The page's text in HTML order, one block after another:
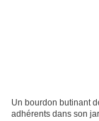
Un bourdon butinant
adhérents dans son